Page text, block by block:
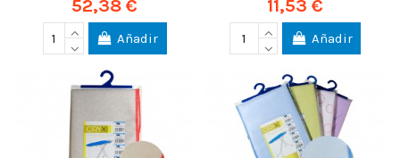
52,38 €
Añadir
11,53 €
Añadir